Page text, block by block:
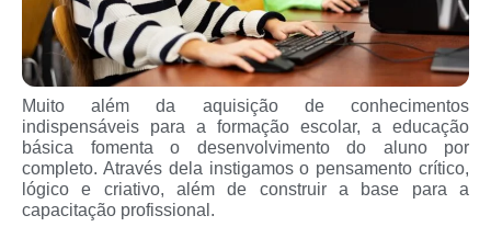
Muito além da aquisição de conhecimentos
indispensáveis para a formação escolar, a educação
básica fomenta o desenvolvimento do aluno por
completo. Através dela instigamos o pensamento crítico,
lógico e criativo, além de construir a base para a
capacitação profissional.